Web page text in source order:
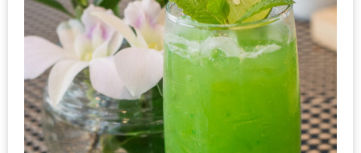
HUAWEI
G7
PLUS
สมา
ร์ท
โฟน
ที่